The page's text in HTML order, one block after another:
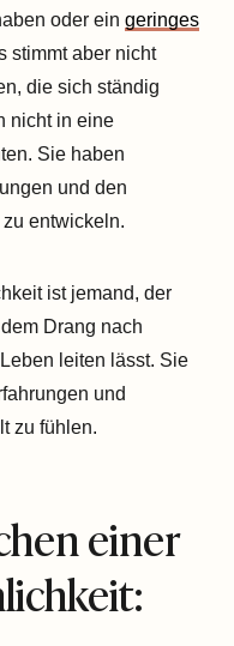
oder ein geringes
stimmt aber nicht
die sich ständig
nicht in eine
Sie haben
und den
entwickeln.
ist jemand, der
Drang nach
leiten lässt. Sie
und
zu fühlen.
einer